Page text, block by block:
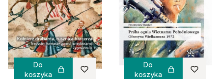
Do
koszyka
Do
koszyka